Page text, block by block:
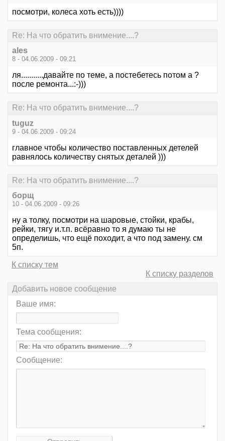
посмотри, колеса хоть есть))))
Re: На что обратить внимение....?
ales
8 - 04.06.2009 - 09:21
ля...........давайте по теме, а постебетесь потом а ?
после ремонта...:-)))
Re: На что обратить внимение....?
tuguz
9 - 04.06.2009 - 09:24
главное чтобы количество поставленных детелей
равнялось количеству снятых деталей )))
Re: На что обратить внимение....?
борщ
10 - 04.06.2009 - 09:26
ну а толку, посмотри на шаровые, стойки, крабы,
рейки, тягу и.т.п. всёравно то я думаю ты не
определишь, что ещё походит, а что под замену. см
5п.
К списку тем
К списку разделов
Добавить новое сообщение
Ваше имя:
Тема сообщения:
Сообщение: